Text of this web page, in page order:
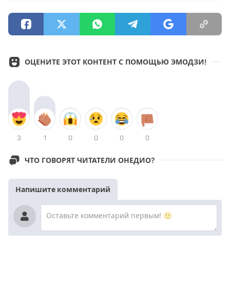
ОЦЕНИТЕ ЭТОТ КОНТЕНТ С ПОМОЩЬЮ ЭМОДЗИ!
3 1 0 0 0 0
ЧТО ГОВОРЯТ ЧИТАТЕЛИ ОНЕДИО?
Напишите комментарий